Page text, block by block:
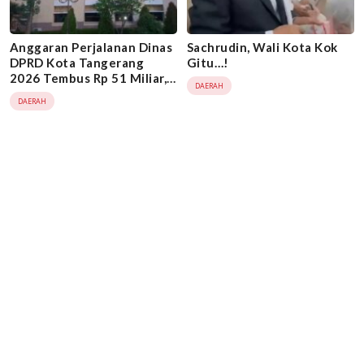
Anggaran Perjalanan Dinas
DPRD Kota Tangerang
2026 Tembus Rp 51 Miliar,
Jadi Sorotan di Tengah
Kontroversi Tablet Mewah
DAERAH
Sachrudin, Wali Kota Kok
Gitu…!
DAERAH